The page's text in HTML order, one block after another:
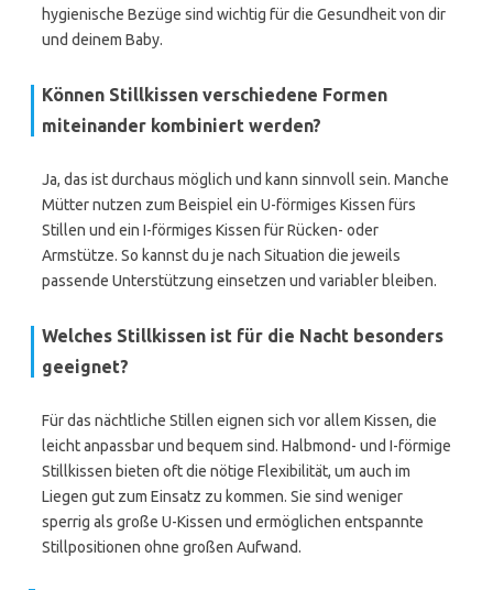
hygienische Bezüge sind wichtig für die Gesundheit von dir
und deinem Baby.
Können Stillkissen verschiedene Formen
miteinander kombiniert werden?
Ja, das ist durchaus möglich und kann sinnvoll sein. Manche
Mütter nutzen zum Beispiel ein U-förmiges Kissen fürs
Stillen und ein I-förmiges Kissen für Rücken- oder
Armstütze. So kannst du je nach Situation die jeweils
passende Unterstützung einsetzen und variabler bleiben.
Welches Stillkissen ist für die Nacht besonders
geeignet?
Für das nächtliche Stillen eignen sich vor allem Kissen, die
leicht anpassbar und bequem sind. Halbmond- und I-förmige
Stillkissen bieten oft die nötige Flexibilität, um auch im
Liegen gut zum Einsatz zu kommen. Sie sind weniger
sperrig als große U-Kissen und ermöglichen entspannte
Stillpositionen ohne großen Aufwand.